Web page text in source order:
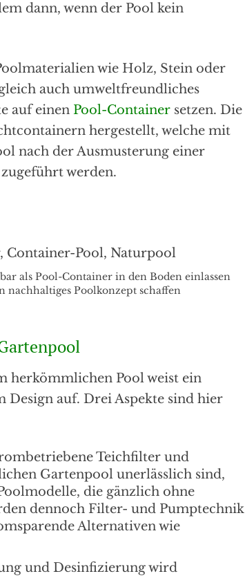
dann, wenn der Pool kein
wie Holz, Stein oder
auch umweltfreundliches
auf einen Pool-Container setzen. Die
hergestellt, welche mit
nach der Ausmusterung einer
werden.
als Pool-Container in den Boden einlassen
nachhaltiges Poolkonzept schaffen
herkömmlichen Pool weist ein
auf. Drei Aspekte sind hier
Teichfilter und
Gartenpool unerlässlich sind,
die gänzlich ohne
dennoch Filter- und Pumptechnik
Alternativen wie
und Desinfizierung wird